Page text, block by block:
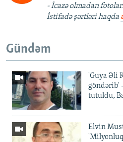
- İcazə olmadan
İstifadə şərtləri haqda
Gündəm
'Guya Əli
göndərib'
tutuldu,
Elvin